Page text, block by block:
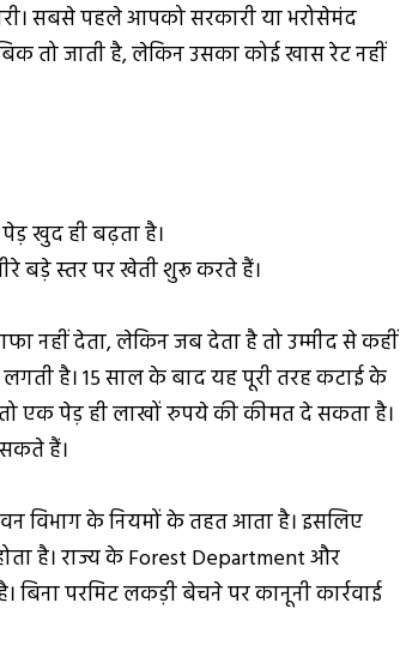
सबसे पहले आपको सरकारी या भरोसेमंद
तो जाती है, लेकिन उसका कोई खास रेट नहीं
खुद ही बढ़ता है।
बड़े स्तर पर खेती शुरू करते हैं।
नहीं देता, लेकिन जब देता है तो उम्मीद से कहीं
है। 15 साल के बाद यह पूरी तरह कटाई के
एक पेड़ ही लाखों रुपये की कीमत दे सकता है।
हैं।
विभाग के नियमों के तहत आता है। इसलिए
है। राज्य के Forest Department और
परमिट लकड़ी बेचने पर कानूनी कार्रवाई